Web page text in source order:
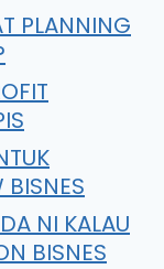
PLANNING
BISNES
NI KALAU
BISNES